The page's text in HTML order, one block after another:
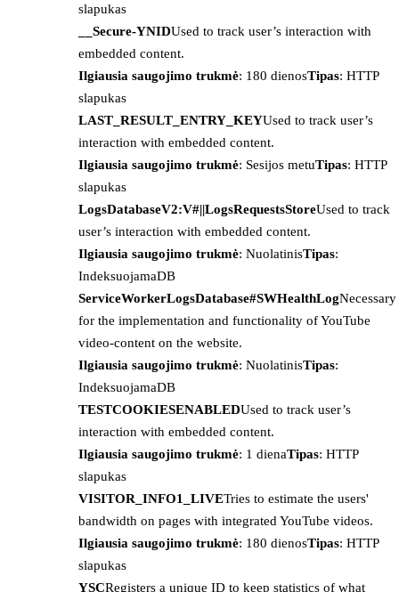
slapukas
__Secure-YNIDUsed to track user’s interaction with
embedded content.
Ilgiausia saugojimo trukmė: 180 dienosTipas: HTTP
slapukas
LAST_RESULT_ENTRY_KEYUsed to track user’s
interaction with embedded content.
Ilgiausia saugojimo trukmė: Sesijos metuTipas: HTTP
slapukas
LogsDatabaseV2:V#||LogsRequestsStoreUsed to track
user’s interaction with embedded content.
Ilgiausia saugojimo trukmė: NuolatinisTipas:
IndeksuojamaDB
ServiceWorkerLogsDatabase#SWHealthLogNecessary
for the implementation and functionality of YouTube
video-content on the website.
Ilgiausia saugojimo trukmė: NuolatinisTipas:
IndeksuojamaDB
TESTCOOKIESENABLEDUsed to track user’s
interaction with embedded content.
Ilgiausia saugojimo trukmė: 1 dienaTipas: HTTP
slapukas
VISITOR_INFO1_LIVETries to estimate the users'
bandwidth on pages with integrated YouTube videos.
Ilgiausia saugojimo trukmė: 180 dienosTipas: HTTP
slapukas
YSCRegisters a unique ID to keep statistics of what